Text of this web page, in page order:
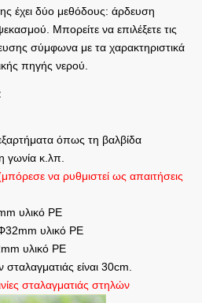
έχει δύο μεθόδους: άρδευση
Μπορείτε να επιλέξετε τις
σύμφωνα με τα χαρακτηριστικά
πηγής νερού.
όπως τη βαλβίδα
γωνία κ.λπ.
να ρυθμιστεί ως απαιτήσεις
υλικό PE
υλικό PE
υλικό PE
είναι 30cm.
σταλαγματιάς στηλών